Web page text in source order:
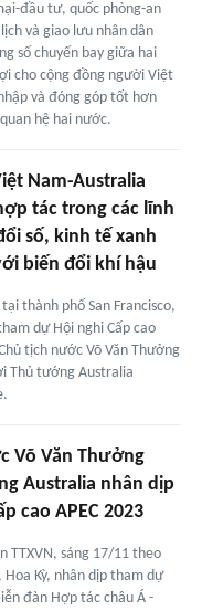
đầu tư, quốc phòng-an
và giao lưu nhân dân
số chuyến bay giữa hai
cho cộng đồng người Việt
và đóng góp tốt hơn
hệ hai nước.
Nam-Australia
tác trong các lĩnh
số, kinh tế xanh
biến đổi khí hậu
thành phố San Francisco,
dự Hội nghi Cấp cao
tịch nước Võ Văn Thưởng
Thủ tướng Australia
Võ Văn Thưởng
Australia nhân dịp
cao APEC 2023
TTXVN, sáng 17/11 theo
Hoa Kỳ, nhân dịp tham dự
đàn Hợp tác châu Á -